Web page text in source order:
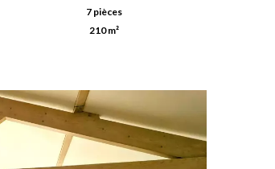
7 pièces
210 m²